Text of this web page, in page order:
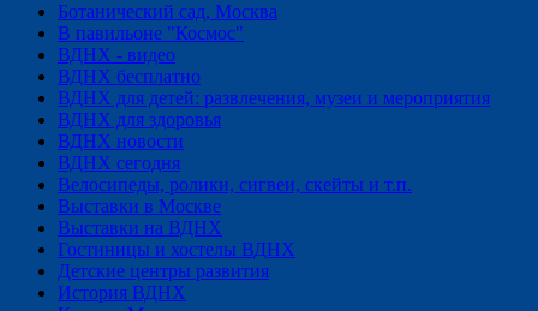
Ботанический сад, Москва
В павильоне "Космос"
ВДНХ - видео
ВДНХ бесплатно
ВДНХ для детей: развлечения, музеи и мероприятия
ВДНХ для здоровья
ВДНХ новости
ВДНХ сегодня
Велосипеды, ролики, сигвеи, скейты и т.п.
Выставки в Москве
Выставки на ВДНХ
Гостиницы и хостелы ВДНХ
Детские центры развития
История ВДНХ